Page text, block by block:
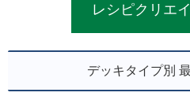
レシピクリエ
デッキタイプ別